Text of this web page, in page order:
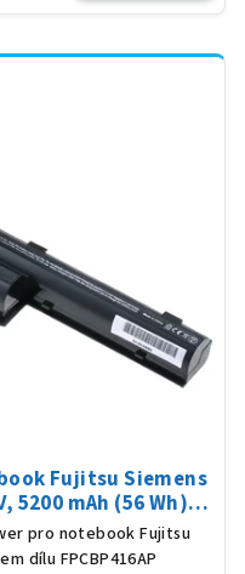
Fujitsu Siemens
5200 mAh (56 Wh),
pro notebook Fujitsu
dílu FPCBP416AP